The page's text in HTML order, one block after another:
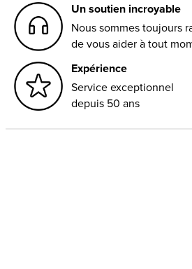
Un soutien incroyable
Nous sommes toujours
de vous aider à tout
Expérience
Service exceptionnel
depuis 50 ans